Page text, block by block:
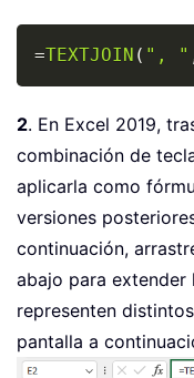
=TEXTJOIN ( ", "
2. En Excel 2019,
combinación de
aplicarla como
versiones
continuación,
abajo para extender
representen
pantalla a